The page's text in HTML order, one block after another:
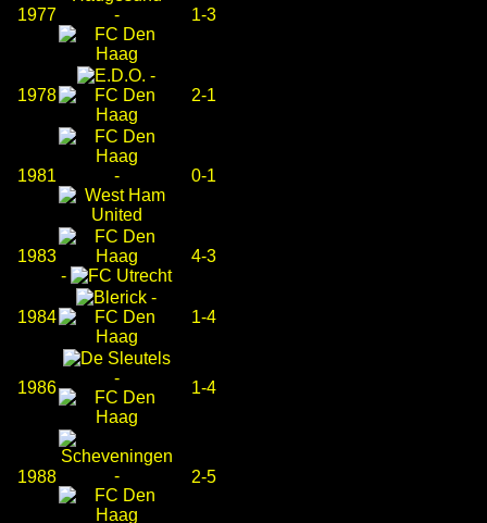
1977 - 1-3
1978
-
2-1
1981 - 0-1
1983
-
4-3
1984
-
1-4
1986
-
1-4
1988 - 2-5